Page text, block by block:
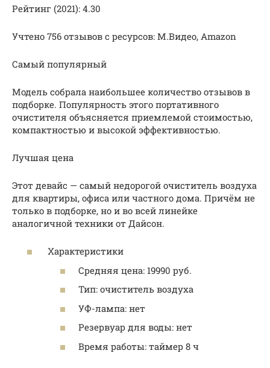
Рейтинг (2021): 4.30
Учтено 756 отзывов с ресурсов: М.Видео, Amazon
Самый популярный
Модель собрала наибольшее количество отзывов в
подборке. Популярность этого портативного
очистителя объясняется приемлемой стоимостью,
компактностью и высокой эффективностью.
Лучшая цена
Этот девайс — самый недорогой очиститель воздуха
для квартиры, офиса или частного дома. Причём не
только в подборке, но и во всей линейке
аналогичной техники от Дайсон.
Характеристики
Средняя цена: 19990 руб.
Тип: очиститель воздуха
УФ-лампа: нет
Резервуар для воды: нет
Время работы: таймер 8 ч